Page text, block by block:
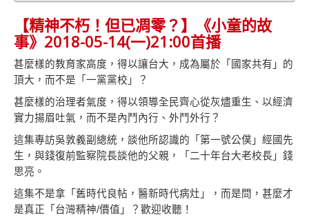
【精神不朽！但已凋零？】《小童的故
事》2018-05-14(一)21:00首播
甚麼樣的教育家高度，得以讓台大，成為屬於「國家共有」的
頂大，而不是「一黨黨校」？
甚麼樣的治理者氣度，得以領導全民齊心從灰燼重生、以經濟
實力揚眉吐氣，而不是內鬥內行、外鬥外行？
這集專訪吳敦義副總統，談他所認識的「第一號公僕」經國先
生，與錢復前監察院長談他的父親，「二十年台大老校長」錢
思亮。
這集不是拿「舊時代良帖，醫新時代病灶」，而是問，甚麼才
是真正「台灣精神/價值」？歡迎收聽！